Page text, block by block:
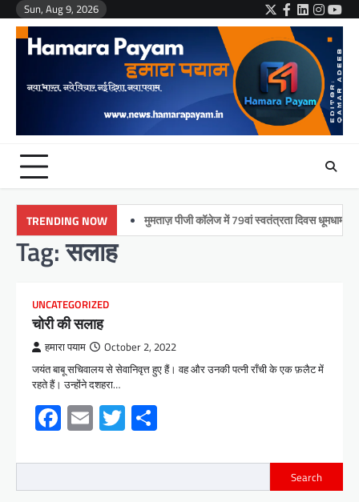
Skip
content
Sun, Aug 9, 2026 Twitter
Facebook
LinkedIn
TRENDING NOW मुमताज़ पीजी कॉलेज में 79वां स्वतंत्रता दिवस धूमधाम से मनाया
Tag:सलाह
UNCATEGORIZED
चोरी की सलाह
हमारा पयाम October 2, 2022
जयंत बाबू सचिवालय से सेवानिवृत्त हुए हैं। वह और उनकी पत्नी राँची के एक फ़लैट में
रहते हैं। उन्होंने दशहरा…
Facebook
EmailTwitter
Search